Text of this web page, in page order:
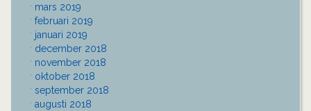
mars 2019
februari 2019
januari 2019
december 2018
november 2018
oktober 2018
september 2018
augusti 2018